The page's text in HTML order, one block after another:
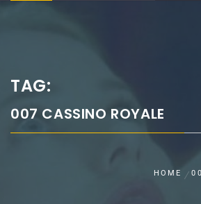
TAG:
007 CASSINO ROYALE
HOME